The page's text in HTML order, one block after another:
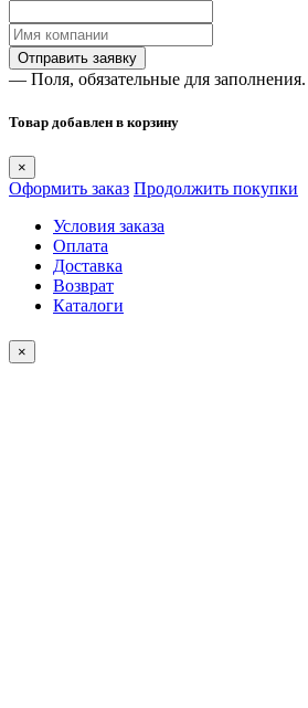
— Поля, обязательные для заполнения.
Товар добавлен в корзину
×
Оформить заказ Продолжить покупки
Условия заказа
Оплата
Доставка
Возврат
Каталоги
×